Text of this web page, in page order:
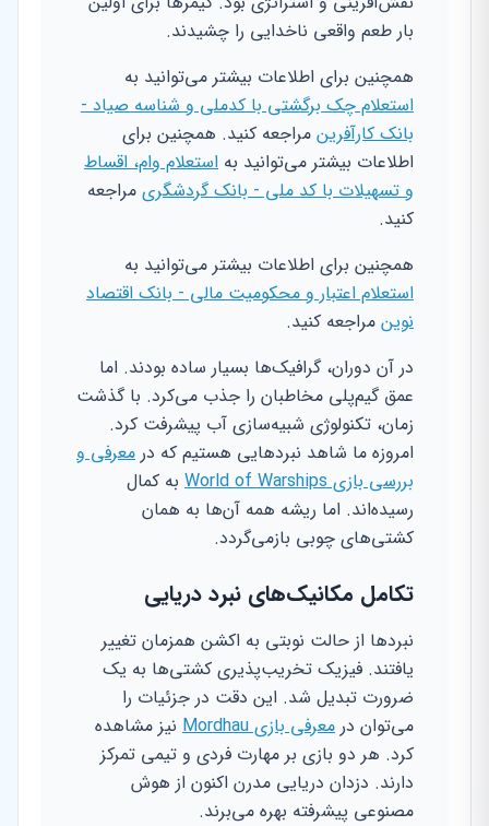
بار طعم واقعی ناخدایی را چشیدند.
همچنین برای اطلاعات بیشتر می‌توانید به
استعلام چک برگشتی با کدملی و شناسه صیاد -
بانک کارآفرین مراجعه کنید. همچنین برای
اطلاعات بیشتر می‌توانید به استعلام وام، اقساط
و تسهیلات با کد ملی - بانک گردشگری مراجعه
کنید.
همچنین برای اطلاعات بیشتر می‌توانید به
استعلام اعتبار و محکومیت مالی - بانک اقتصاد
نوین مراجعه کنید.
در آن دوران، گرافیک‌ها بسیار ساده بودند. اما
عمق گیم‌پلی مخاطبان را جذب می‌کرد. با گذشت
زمان، تکنولوژی شبیه‌سازی آب پیشرفت کرد.
امروزه ما شاهد نبردهایی هستیم که در معرفی و
بررسی بازی World of Warships
به کمال
رسیده‌اند. اما ریشه همه آن‌ها به همان
کشتی‌های چوبی بازمی‌گردد.
تکامل مکانیک‌های نبرد دریایی
نبردها از حالت نوبتی به اکشن همزمان تغییر
یافتند. فیزیک تخریب‌پذیری کشتی‌ها به یک
ضرورت تبدیل شد. این دقت در جزئیات را
می‌توان در معرفی بازی Mordhau
نیز مشاهده
کرد. هر دو بازی بر مهارت فردی و تیمی تمرکز
دارند. دزدان دریایی مدرن اکنون از هوش
مصنوعی پیشرفته بهره می‌برند.